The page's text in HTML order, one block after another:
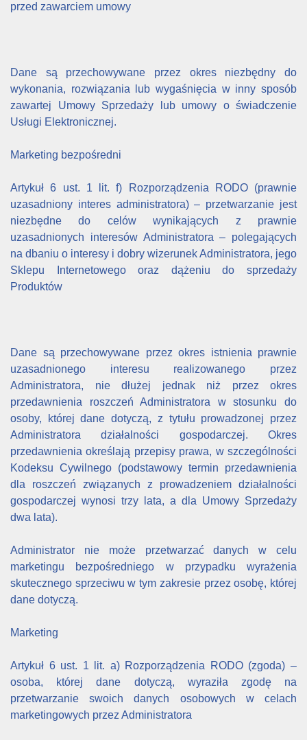
przed zawarciem umowy
Dane są przechowywane przez okres niezbędny do
wykonania, rozwiązania lub wygaśnięcia w inny sposób
zawartej Umowy Sprzedaży lub umowy o świadczenie
Usługi Elektronicznej.
Marketing bezpośredni
Artykuł 6 ust. 1 lit. f) Rozporządzenia RODO (prawnie
uzasadniony interes administratora) – przetwarzanie jest
niezbędne do celów wynikających z prawnie
uzasadnionych interesów Administratora – polegających
na dbaniu o interesy i dobry wizerunek Administratora, jego
Sklepu Internetowego oraz dążeniu do sprzedaży
Produktów
Dane są przechowywane przez okres istnienia prawnie
uzasadnionego interesu realizowanego przez
Administratora, nie dłużej jednak niż przez okres
przedawnienia roszczeń Administratora w stosunku do
osoby, której dane dotyczą, z tytułu prowadzonej przez
Administratora działalności gospodarczej. Okres
przedawnienia określają przepisy prawa, w szczególności
Kodeksu Cywilnego (podstawowy termin przedawnienia
dla roszczeń związanych z prowadzeniem działalności
gospodarczej wynosi trzy lata, a dla Umowy Sprzedaży
dwa lata).
Administrator nie może przetwarzać danych w celu
marketingu bezpośredniego w przypadku wyrażenia
skutecznego sprzeciwu w tym zakresie przez osobę, której
dane dotyczą.
Marketing
Artykuł 6 ust. 1 lit. a) Rozporządzenia RODO (zgoda) –
osoba, której dane dotyczą, wyraziła zgodę na
przetwarzanie swoich danych osobowych w celach
marketingowych przez Administratora